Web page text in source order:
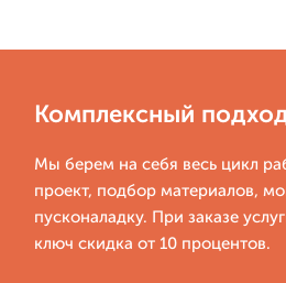
Комплексный
Мы берем на себя весь цикл
проект, подбор материалов,
пусконаладку. При заказе
ключ скидка от 10 процентов.